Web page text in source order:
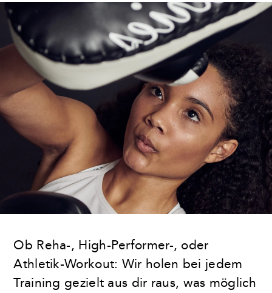
Ob Reha-, High-Performer-, oder
Athletik-Workout: Wir holen bei jedem
Training gezielt aus dir raus, was möglich